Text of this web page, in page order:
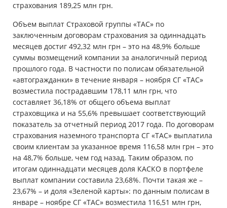
страхования 189,25 млн грн.
Объем выплат Страховой группы «ТАС» по
заключенным договорам страхования за одиннадцать
месяцев достиг 492,32 млн грн – это на 48,9% больше
суммы возмещений компании за аналогичный период
прошлого года. В частности по полисам обязательной
«автогражданки» в течение января – ноября СГ «ТАС»
возместила пострадавшим 178,11 млн грн, что
составляет 36,18% от общего объема выплат
страховщика и на 55,6% превышает соответствующий
показатель за отчетный период 2017 года. По договорам
страхования наземного транспорта СГ «ТАС» выплатила
своим клиентам за указанное время 116,58 млн грн – это
на 48,7% больше, чем год назад. Таким образом, по
итогам одиннадцати месяцев доля КАСКО в портфеле
выплат компании составила 23,68%. Почти такая же –
23,67% – и доля «Зеленой карты»: по данным полисам в
январе – ноябре СГ «ТАС» возместила 116,51 млн грн,